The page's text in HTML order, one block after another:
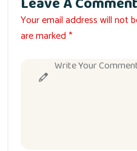
Your email address will not
are marked *